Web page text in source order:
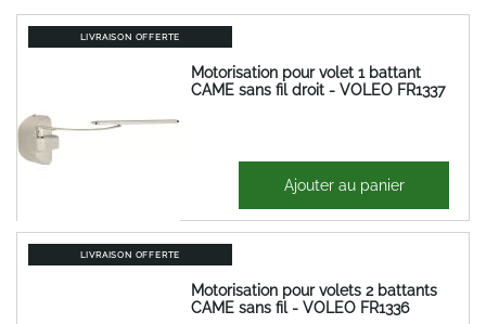
LIVRAISON OFFERTE
Motorisation pour volet 1 battant
CAME sans fil droit - VOLEO FR1337
Ajouter au panier
LIVRAISON OFFERTE
Motorisation pour volets 2 battants
CAME sans fil - VOLEO FR1336